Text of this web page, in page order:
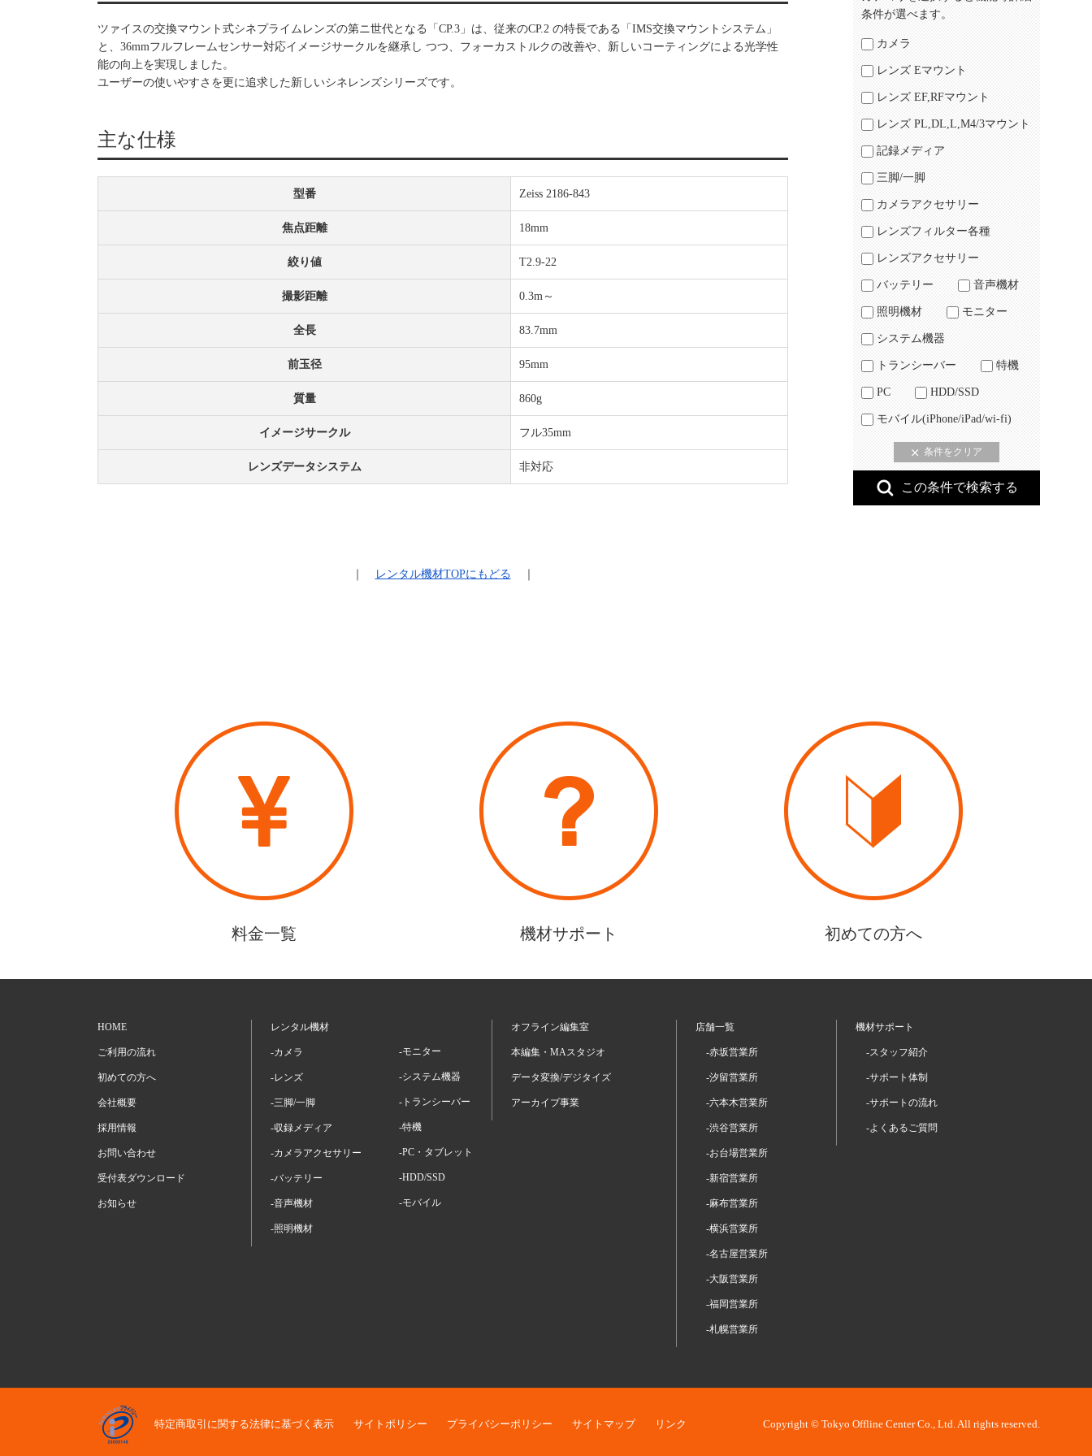
ツァイスの交換マウント式シネプライムレンズの第ニ世代となる「CP.3」は、従来のCP.2 の特長である「IMS交換マウントシステム」
と、36mmフルフレームセンサー対応イメージサークルを継承し つつ、フォーカストルクの改善や、新しいコーティングによる光学性
能の向上を実現しました。
ユーザーの使いやすさを更に追求した新しいシネレンズシリーズです。
主な仕様
型番 Zeiss 2186-843
焦点距離 18mm
絞り値 T2.9-22
撮影距離 0.3m～
全長 83.7mm
前玉径 95mm
質量 860g
イメージサークル フル35mm
レンズデータシステム 非対応
レンタル機材TOPにもどる
条件が選べます。
カメラ
レンズ Eマウント
レンズ EF,RFマウント
レンズ PL,DL,L,M4/3マウント
記録メディア
三脚/一脚
カメラアクセサリー
レンズフィルター各種
レンズアクセサリー
バッテリー 音声機材
照明機材 モニター
システム機器
トランシーバー 特機
PC HDD/SSD
モバイル(iPhone/iPad/wi-fi)
料金一覧 機材サポート 初めての方へ
HOME
ご利用の流れ
初めての方へ
会社概要
採用情報
お問い合わせ
受付表ダウンロード
お知らせ
レンタル機材
-カメラ
-レンズ
-三脚/一脚
-収録メディア
-カメラアクセサリー
-バッテリー
-音声機材
-照明機材
-モニター
-システム機器
-トランシーバー
-特機
-PC・タブレット
-HDD/SSD
-モバイル
オフライン編集室
本編集・MAスタジオ
データ変換/デジタイズ
アーカイブ事業
店舗一覧
-赤坂営業所
-汐留営業所
-六本木営業所
-渋谷営業所
-お台場営業所
-新宿営業所
-麻布営業所
-横浜営業所
-名古屋営業所
-大阪営業所
-福岡営業所
-札幌営業所
機材サポート
-スタッフ紹介
-サポート体制
-サポートの流れ
-よくあるご質問
特定商取引に関する法律に基づく表示 サイトポリシー プライバシーポリシー サイトマップ リンク Copyright © Tokyo Offline Center Co., Ltd. All rights reserved.